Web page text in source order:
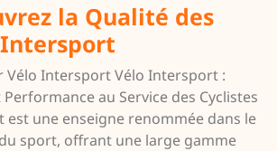
la Qualité des
Vélo Intersport Vélo Intersport :
au Service des Cyclistes
une enseigne renommée dans le
sport, offrant une large gamme